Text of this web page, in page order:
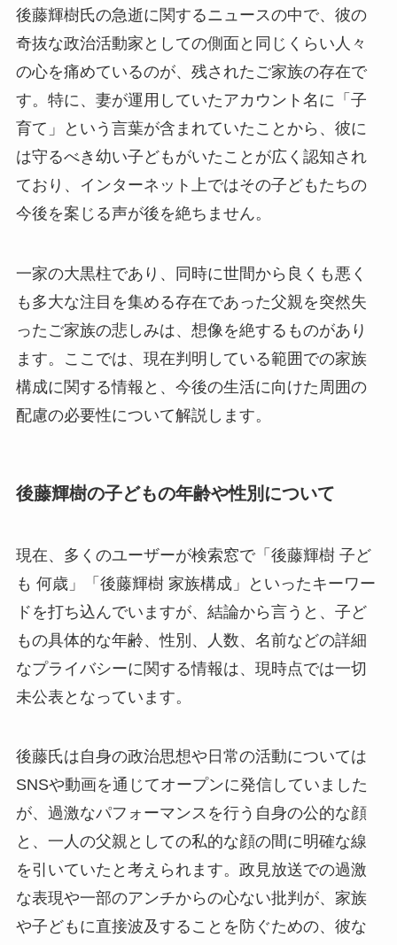
後藤輝樹氏の急逝に関するニュースの中で、彼の
奇抜な政治活動家としての側面と同じくらい人々
の心を痛めているのが、残されたご家族の存在で
す。特に、妻が運用していたアカウント名に「子
育て」という言葉が含まれていたことから、彼に
は守るべき幼い子どもがいたことが広く認知され
ており、インターネット上ではその子どもたちの
今後を案じる声が後を絶ちません。
一家の大黒柱であり、同時に世間から良くも悪く
も多大な注目を集める存在であった父親を突然失
ったご家族の悲しみは、想像を絶するものがあり
ます。ここでは、現在判明している範囲での家族
構成に関する情報と、今後の生活に向けた周囲の
配慮の必要性について解説します。
後藤輝樹の子どもの年齢や性別について
現在、多くのユーザーが検索窓で「後藤輝樹 子ど
も 何歳」「後藤輝樹 家族構成」といったキーワー
ドを打ち込んでいますが、結論から言うと、子ど
もの具体的な年齢、性別、人数、名前などの詳細
なプライバシーに関する情報は、現時点では一切
未公表となっています。
後藤氏は自身の政治思想や日常の活動については
SNSや動画を通じてオープンに発信していました
が、過激なパフォーマンスを行う自身の公的な顔
と、一人の父親としての私的な顔の間に明確な線
を引いていたと考えられます。政見放送での過激
な表現や一部のアンチからの心ない批判が、家族
や子どもに直接波及することを防ぐための、彼な